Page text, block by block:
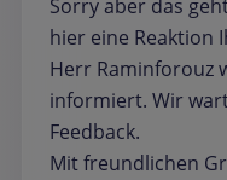
Sorry aber das
hier eine Reaktion
Herr Raminforouz
informiert. Wir
Feedback.
Mit freundlichen